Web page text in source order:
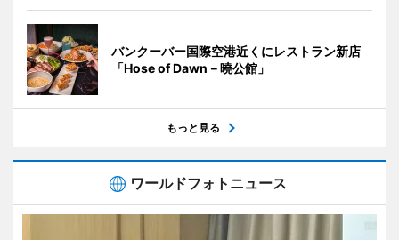
バンクーバー国際空港近くにレストラン新店
「Hose of Dawn－曉公館」
もっと見る
ワールドフォトニュース